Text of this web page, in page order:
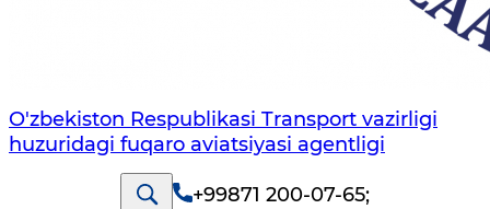
O'zbekiston Respublikasi Transport vazirligi
huzuridagi fuqaro aviatsiyasi agentligi
+99871 200-07-65;